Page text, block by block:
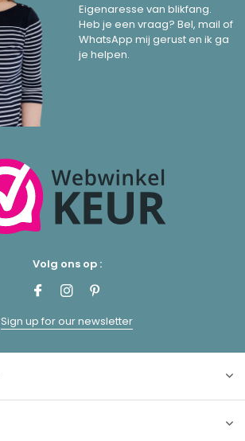
Eigenaresse van blikfang.
Heb je een vraag? Bel, mail of
WhatsApp mij gerust en ik ga
je helpen.
Volg ons op :
Sign up for our newsletter